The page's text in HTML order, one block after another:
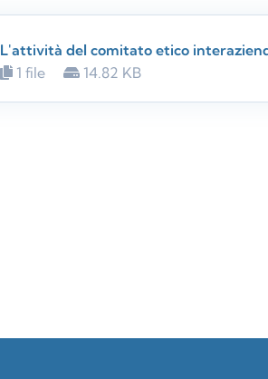
L'attività del comitato etico
1 file
14.82 KB